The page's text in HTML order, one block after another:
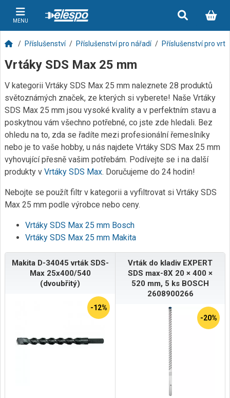
MENU
Příslušenství Příslušenství pro nářadí Příslušenství pro
Vrtáky SDS Max 25 mm
V kategorii Vrtáky SDS Max 25 mm naleznete 28 produktů
světoznámých značek, ze kterých si vyberete! Naše Vrtáky
SDS Max 25 mm jsou vysoké kvality a v perfektním stavu a
poskytnou vám všechno potřebné, co jste zde hledali. Bez
ohledu na to, zda se řadíte mezi profesionální řemeslníky
nebo je to vaše hobby, u nás najdete Vrtáky SDS Max 25 mm
vyhovující přesně vašim potřebám. Podívejte se i na další
produkty v Vrtáky SDS Max. Doručujeme do 24 hodin!
Nebojte se použít filtr v kategorii a vyfiltrovat si Vrtáky SDS
Max 25 mm podle výrobce nebo ceny.
Vrtáky SDS Max 25 mm Bosch
Vrtáky SDS Max 25 mm Makita
Makita D-34045 vrták SDS-
Max 25x400/540
(dvoubřitý)
-12%
Vrták do kladiv EXPERT
SDS max-8X 20 × 400 ×
520 mm, 5 ks BOSCH
2608900266
-20%